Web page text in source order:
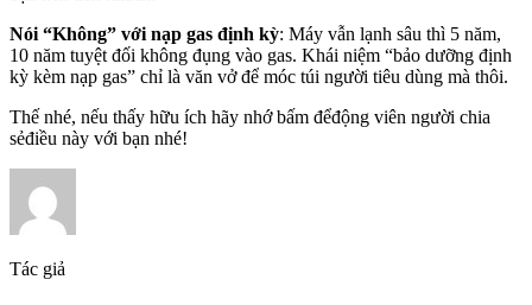
Nói “Không” với nạp gas định kỳ: Máy vẫn lạnh sâu thì 5 năm,
10 năm tuyệt đối không đụng vào gas. Khái niệm “bảo dưỡng định
kỳ kèm nạp gas” chỉ là văn vở để móc túi người tiêu dùng mà thôi.
Thế nhé, nếu thấy hữu ích hãy nhớ bấm đểđộng viên người chia
sẻđiều này với bạn nhé!
Tác giả